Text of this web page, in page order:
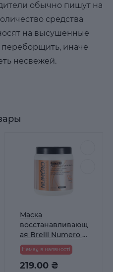
обычно пишут на
средства
на высушенные
переборщить, иначе
несвежей.
Маска
восстанавливающ
ая Brelil Numero с
экстрактом овса
1000 мл
Немає в наявності
219.00 ₴